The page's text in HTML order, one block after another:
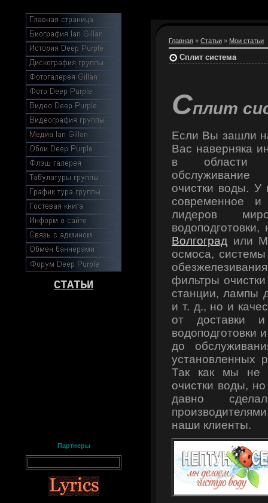
СТАТЬИ
Партнеры
Главная » Статьи » Мои статьи
Сплит система
Сплит
Если Вы зашли
Вас наверняка
в области
очистки воды. У
современное и
лидеров
Волгоград или
осмоса,
фильтры
станции, лампы
и т. д., но и
от доставки и
водоподготовки
до
установленных
Так как мы не
очистки воды,
давно
наши клиенты.